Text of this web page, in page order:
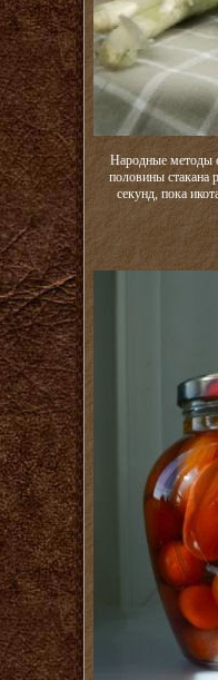
Народные методы
половины стакана
секунд, пока